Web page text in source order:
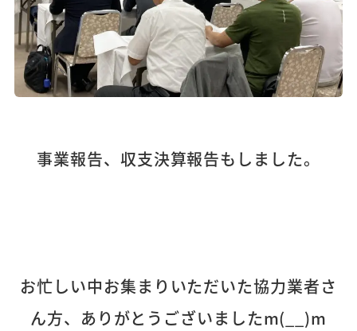
事業報告、収支決算報告もしました。
お忙しい中お集まりいただいた協力業者さ
ん方、ありがとうございましたm(__)m